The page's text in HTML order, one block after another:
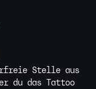
Stelle aus
du das Tattoo